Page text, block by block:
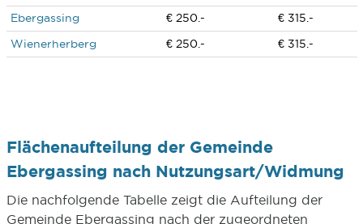
Ebergassing
€ 250.-
€ 315.-
Wienerherberg
€ 250.- € 315.-
Flächenaufteilung der Gemeinde
Ebergassing nach Nutzungsart/Widmung
Die nachfolgende Tabelle zeigt die Aufteilung der
Gemeinde Ebergassing nach der zugeordneten